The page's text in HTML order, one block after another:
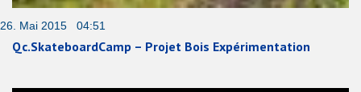
26. Mai 2015 04:51
Qc.SkateboardCamp – Projet Bois Expérimentation